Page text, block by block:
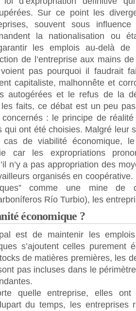
Sur ce point les
souvent sous
la nationalisation ou
les emplois au-delà de
de l’entreprise aux mains
pas pourquoi il faudrait
capitaliste, malhonnête et
autogérées et le refus de la
faits, ce débat est un peu
: le principe de
qui ont été choisies. Malgré leur
de viabilité économique, le
car les expropriations
n’y a pas appropriation des
organisés en
comme une mine de
Río Turbio), les
économique ?
est de maintenir les
s’ajoutent celles purement
de matières premières, les
pas incluses dans le
quelle entreprise, elles
du temps, les entreprises